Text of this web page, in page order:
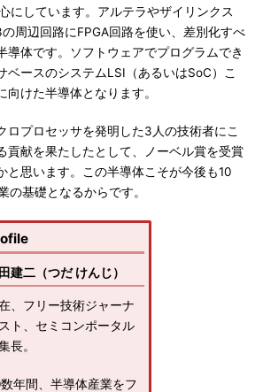
にしています。アルテラやザイリンクス
周辺回路にFPGA回路を使い、差別化すべ
導体です。ソフトウェアでプログラムでき
ベースのシステムLSI（あるいはSoC）こ
向けた半導体となります。
プロセッサを発明した3人の技術者にこ
貢献を果たしたとして、ノーベル賞を受賞
と思います。この半導体こそが今後も10
の基礎となるからです。
建二（つだ けんじ）
、フリー技術ジャーナ
ト、セミコンポータル
長。
年間、半導体産業をフ